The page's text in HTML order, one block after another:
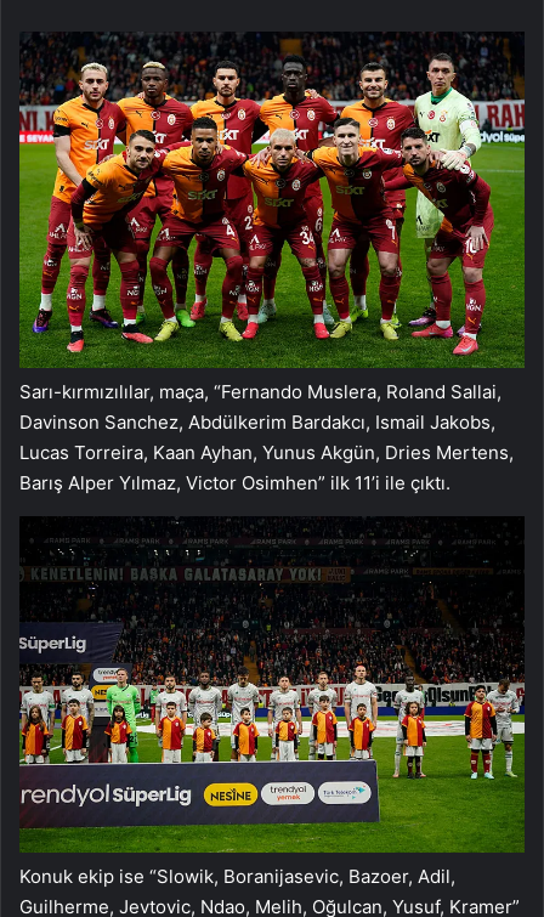
Sarı-kırmızılılar, maça, “Fernando Muslera, Roland Sallai,
Davinson Sanchez, Abdülkerim Bardakcı, Ismail Jakobs,
Lucas Torreira, Kaan Ayhan, Yunus Akgün, Dries Mertens,
Barış Alper Yılmaz, Victor Osimhen” ilk 11’i ile çıktı.
Konuk ekip ise “Slowik, Boranijasevic, Bazoer, Adil,
Guilherme, Jevtovic, Ndao, Melih, Oğulcan, Yusuf, Kramer”